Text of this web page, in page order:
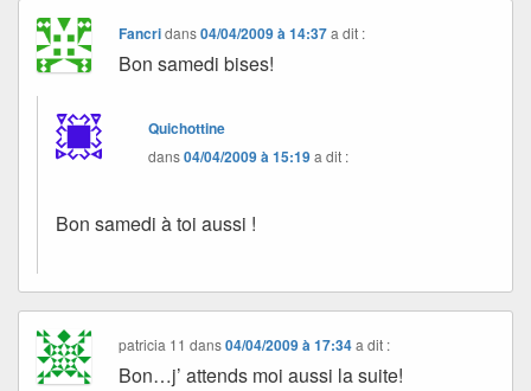
Fancridans04/04/2009 à 14:37 a dit :
Bon samedi bises!
Quichottine
dans04/04/2009 à 15:19a dit :
Bon samedi à toi aussi !
patricia 11 dans04/04/2009 à 17:34 a dit :
Bon…j’ attends moi aussi la suite!